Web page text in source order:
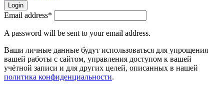
Login
Email address*
A password will be sent to your email address.
Ваши личные данные будут использоваться для упрощения
вашей работы с сайтом, управления доступом к вашей
учётной записи и для других целей, описанных в нашей
политика конфиденциальности.